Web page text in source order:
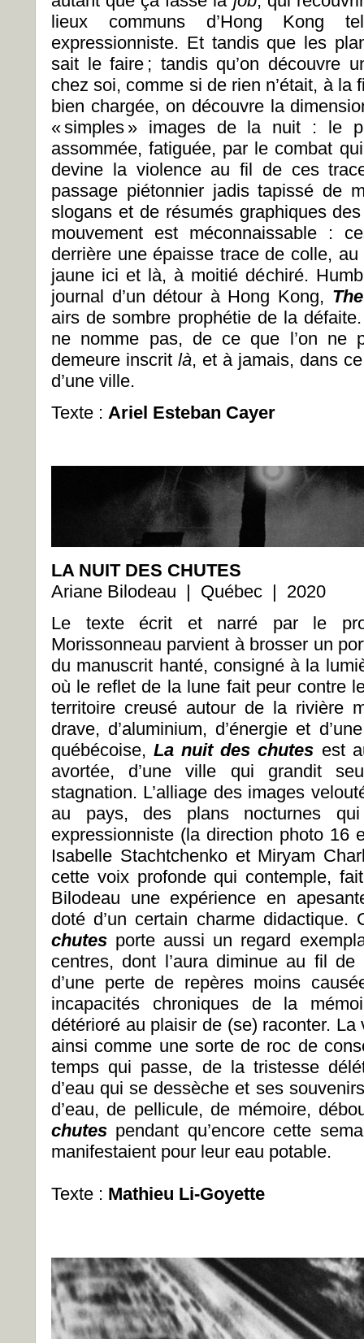
lieux communs d’Hong Kong
expressionniste. Et tandis que les
sait le faire ; tandis qu’on découvre
chez soi, comme si de rien n’était, à la
bien chargée, on découvre la
« simples » images de la nuit : le
assommée, fatiguée, par le combat
devine la violence au fil de ces
passage piétonnier jadis tapissé de
slogans et de résumés graphiques
mouvement est méconnaissable :
derrière une épaisse trace de colle,
jaune ici et là, à moitié déchiré.
journal d’un détour à Hong Kong,
airs de sombre prophétie de la
ne nomme pas, de ce que l’on ne
demeure inscrit là, et à jamais, dans
d’une ville.
Texte : Ariel Esteban Cayer
LA NUIT DES CHUTES
Ariane Bilodeau | Québec | 2020
Le texte écrit et narré par le
Morissonneau parvient à brosser un
du manuscrit hanté, consigné à la
où le reflet de la lune fait peur contre
territoire creusé autour de la rivière
drave, d’aluminium, d’énergie et
québécoise,La nuit des chutes est
avortée, d’une ville qui grandit
stagnation. L’alliage des images
au pays, des plans nocturnes
expressionniste (la direction photo 16
Isabelle Stachtchenko et Miryam
cette voix profonde qui contemple,
Bilodeau une expérience en
doté d’un certain charme didactique.
chutes porte aussi un regard
centres, dont l’aura diminue au fil
d’une perte de repères moins
incapacités chroniques de la
détérioré au plaisir de (se) raconter.
ainsi comme une sorte de roc de
temps qui passe, de la tristesse
d’eau qui se dessèche et ses
d’eau, de pellicule, de mémoire,
chutes pendant qu’encore cette
manifestaient pour leur eau potable.
Texte : Mathieu Li-Goyette